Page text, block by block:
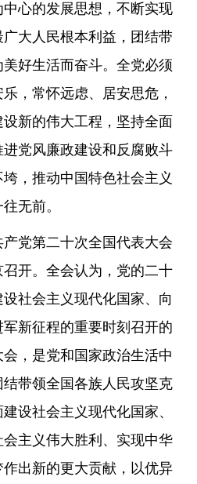
心的发展思想，不断实现
大人民根本利益，团结带
好生活而奋斗。全党必须
，常怀远虑、居安思危，
新的伟大工程，坚持全面
党风廉政建设和反腐败斗
，推动中国特色社会主义
无前。
党第二十次全国代表大会
开。全会认为，党的二十
社会主义现代化国家、向
新征程的重要时刻召开的
，是党和国家政治生活中
带领全国各族人民攻坚克
设社会主义现代化国家、
主义伟大胜利、实现中华
出新的更大贡献，以优异